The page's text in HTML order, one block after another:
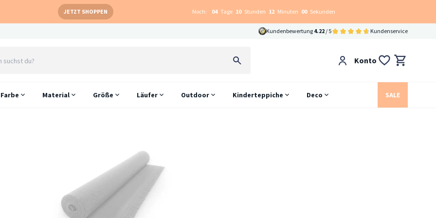
JETZT SHOPPEN Noch: 04 Tage 10 Stunden 11 Minuten 59 Sekunden
Kundenbewertung 4.22 / 5 Kundenservice
Konto
Farbe Material Größe Läufer Outdoor Kinderteppiche Deco SALE